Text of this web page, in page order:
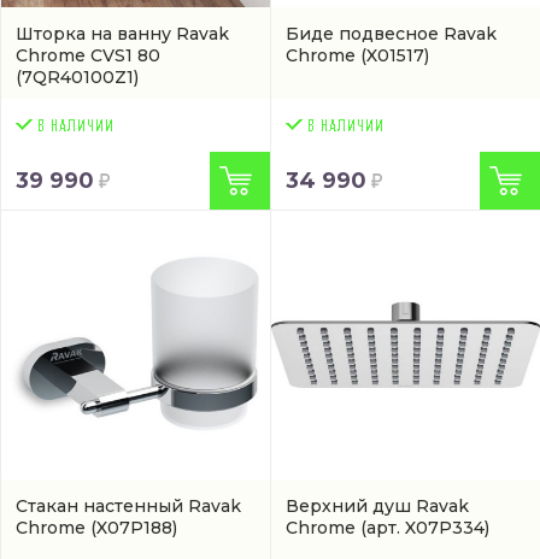
Шторка на ванну Ravak
Chrome CVS1 80
(7QR40100Z1)
39 990
Биде подвесное Ravak
Chrome (X01517)
34 990
Стакан настенный Ravak
Chrome (X07P188)
Верхний душ Ravak
Chrome (арт. X07P334)